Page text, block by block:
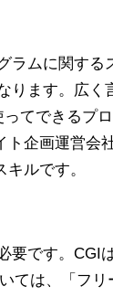
ムに関する
ります。広く
てできるプ
ト企画運営会
ルです。
要です。CGI
ては、「フリ